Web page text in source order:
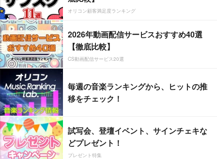
オリコン顧客満足度ランキング
2026年動画配信サービスおすすめ40選
【徹底比較】
CS動画配信サービス20選
毎週の音楽ランキングから、ヒットの推
移をチェック！
試写会、登壇イベント、サインチェキな
どプレゼント！
プレゼント特集